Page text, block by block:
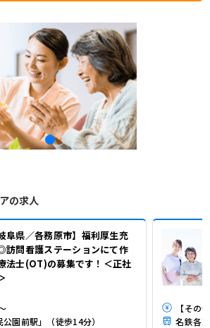
の求人
阜県／各務原市】福利厚生充
訪問看護ステーションにて作
法士(OT)の募集です！＜正社
園前駅」（徒歩14分）
【その
名鉄各